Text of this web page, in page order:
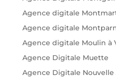
Agence digitale
Agence digitale
Agence digitale Moulin à
Agence Digitale Muette
Agence Digitale